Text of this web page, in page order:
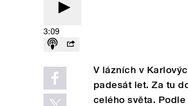
3:09
V lázních v
padesát let. Za tu
celého světa.